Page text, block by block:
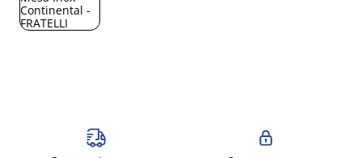
5º
gelopar
amassadeira